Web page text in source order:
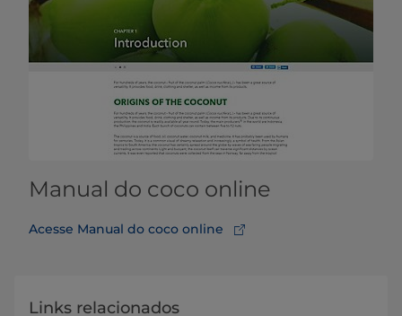
Manual do coco online
Acesse Manual do coco online
Links relacionados